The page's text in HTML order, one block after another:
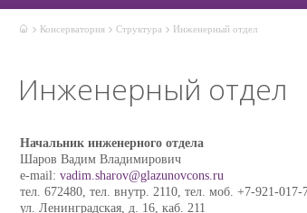
Консерватория Структура Инженерный отдел
Инженерный отдел
Начальник инженерного отдела
Шаров Вадим Владимирович
e-mail: vadim.sharov@glazunovcons.ru
тел. 672480, тел. внутр. 2110, тел. моб. +7-921-017-
ул. Ленинградская, д. 16, каб. 211